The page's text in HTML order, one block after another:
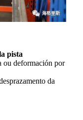
pista
ou deformación por
da